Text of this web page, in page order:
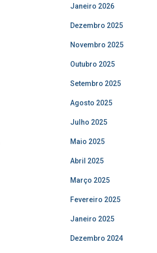
Janeiro 2026
Dezembro 2025
Novembro 2025
Outubro 2025
Setembro 2025
Agosto 2025
Julho 2025
Maio 2025
Abril 2025
Março 2025
Fevereiro 2025
Janeiro 2025
Dezembro 2024